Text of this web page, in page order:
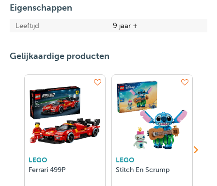
Eigenschappen
Leeftijd 9 jaar +
Gelijkaardige producten
LEGO
Ferrari 499P
LEGO
Stitch En Scrump